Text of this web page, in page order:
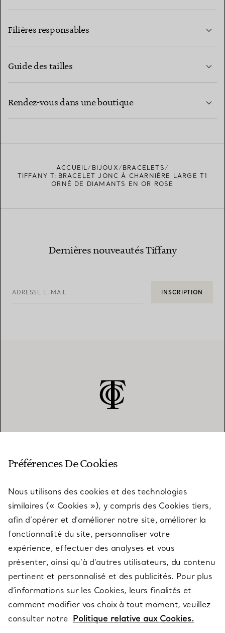
Filières responsables
Guide des tailles
Rendez-vous dans une boutique
TROUVEZ LA BOUTIQUE LA PLUS PROCHE
ACCUEIL BIJOUX
BRACELETS
TIFFANY T:BRACELET JONC À CHARNIÈRE LARGE T1
ORNÉ DE DIAMANTS EN OR ROSE
Dernières nouveautés Tiffany
ADRESSE E-MAIL INSCRIPTION
SERVICES
À PROPOS
QUESTIONS LÉGALES
SUIVEZ-NOUS
Préférences De Cookies
Nous utilisons des cookies et des technologies
similaires (« Cookies »), y compris des Cookies tiers,
afin d’opérer et d’améliorer notre site, améliorer la
fonctionnalité du site, personnaliser votre
expérience, effectuer des analyses et vous
présenter, ainsi qu’à d’autres utilisateurs, du contenu
pertinent et personnalisé et des publicités. Pour plus
d’informations sur les Cookies, leurs finalités et
comment modifier vos choix à tout moment, veuillez
consulter notre Politique relative aux Cookies.